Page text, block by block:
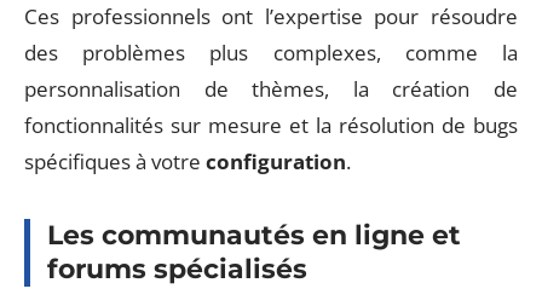
Ces professionnels ont l’expertise pour résoudre
des problèmes plus complexes, comme la
personnalisation de thèmes, la création de
fonctionnalités sur mesure et la résolution de bugs
spécifiques à votre configuration.
Les communautés en ligne et
forums spécialisés